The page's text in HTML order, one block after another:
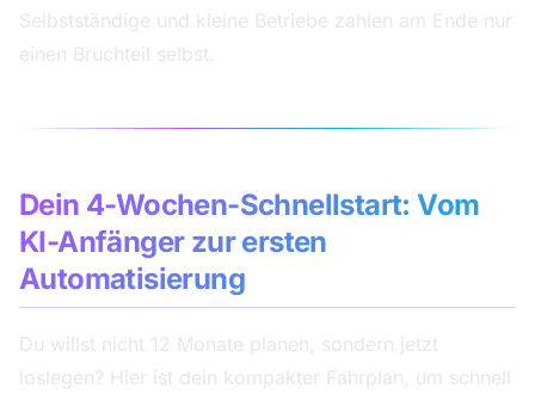
Selbstständige und kleine Betriebe zahlen am Ende nur
einen Bruchteil selbst.
Dein 4-Wochen-Schnellstart: Vom
KI-Anfänger zur ersten
Automatisierung
Du willst nicht 12 Monate planen, sondern jetzt
loslegen? Hier ist dein kompakter Fahrplan, um schnell